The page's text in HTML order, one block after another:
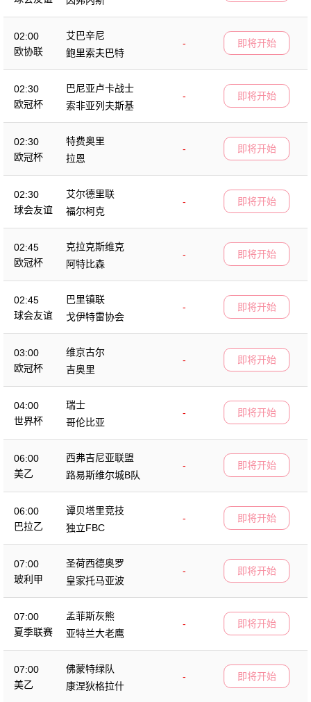
02:00
欧协联
艾巴辛尼
-
鲍里索夫巴特
即将开始
02:30
欧冠杯
巴尼亚卢卡战士
-
索非亚列夫斯基
即将开始
02:30
欧冠杯
特费奥里
-
拉恩
即将开始
02:30
球会友谊
艾尔德里联
-
福尔柯克
即将开始
02:45
欧冠杯
克拉克斯维克
-
阿特比森
即将开始
02:45
球会友谊
巴里镇联
-
戈伊特雷协会
即将开始
03:00
欧冠杯
维京古尔
-
吉奥里
即将开始
04:00
世界杯
瑞士
-
哥伦比亚
即将开始
06:00
美乙
西弗吉尼亚联盟
-
路易斯维尔城B队
即将开始
06:00
巴拉乙
谭贝塔里竞技
-
独立FBC
即将开始
07:00
玻利甲
圣荷西德奥罗
-
皇家托马亚波
即将开始
07:00
夏季联赛
孟菲斯灰熊
-
亚特兰大老鹰
即将开始
07:00
美乙
佛蒙特绿队
-
康涅狄格拉什
即将开始